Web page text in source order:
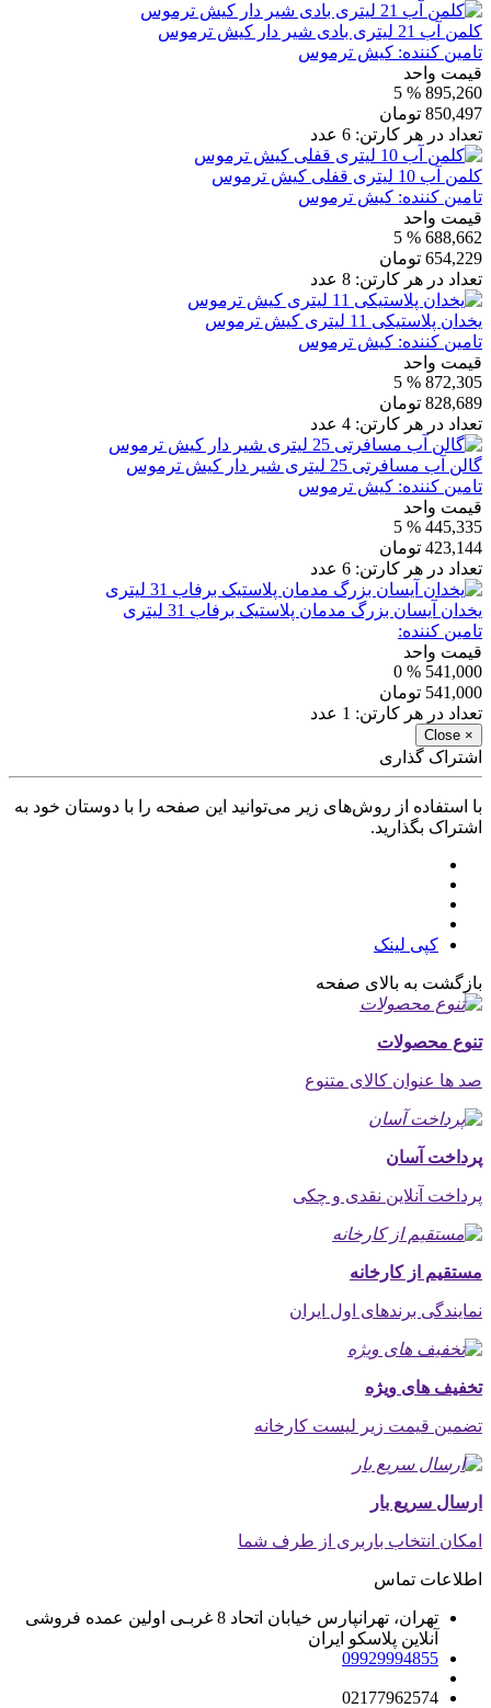
کلمن آب 21 لیتری بادی شیر دار کیش ترموس
تامین کننده: کیش ترموس
قیمت واحد
895,260
% 5
850,497 تومان
تعداد در هر کارتن: 6 عدد
کلمن آب 10 لیتری قفلی کیش ترموس
تامین کننده: کیش ترموس
قیمت واحد
688,662
% 5
654,229 تومان
تعداد در هر کارتن: 8 عدد
یخدان پلاستیکی 11 لیتری کیش ترموس
تامین کننده: کیش ترموس
قیمت واحد
872,305
% 5
828,689 تومان
تعداد در هر کارتن: 4 عدد
گالن آب مسافرتی 25 لیتری شیر دار کیش ترموس
تامین کننده: کیش ترموس
قیمت واحد
445,335
% 5
423,144 تومان
تعداد در هر کارتن: 6 عدد
یخدان آیسان بزرگ مدمان پلاستیک برفاب 31 لیتری
تامین کننده:
قیمت واحد
541,000
% 0
541,000 تومان
تعداد در هر کارتن: 1 عدد
×
Close
اشتراک گذاری
با استفاده از روش‌های زیر می‌توانید این صفحه را با دوستان خود به
اشتراک بگذارید.
کپی لینک
بازگشت به بالای صفحه
تنوع محصولات
صد ها عنوان کالای متنوع
پرداخت آسان
پرداخت آنلاین نقدی و چکی
مستقیم از کارخانه
نمایندگی برندهای اول ایران
تخفیف های ویژه
تضمین قیمت زیر لیست کارخانه
ارسال سریع بار
امکان انتخاب باربری از طرف شما
اطلاعات تماس
تهران، تهرانپارس خیابان اتحاد 8 غربـی اولین عمده فروشی
آنلاین پلاسکو ایران
09929994855
02177962574